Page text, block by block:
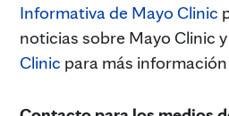
Informativa de Mayo Clinic
noticias sobre Mayo Clinic y
Clinic para más